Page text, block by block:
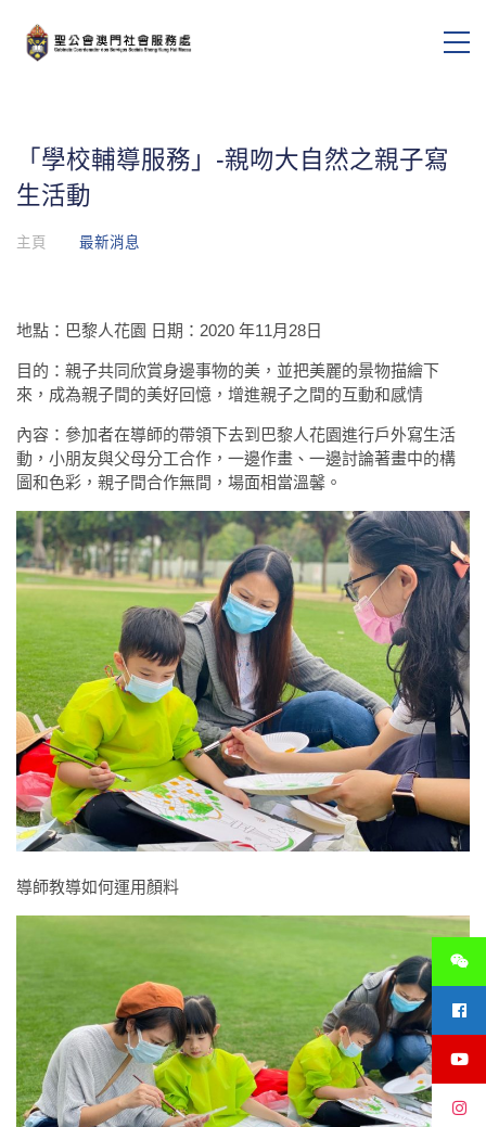
「學校輔導服務」-親吻大自然之親子寫
生活動
主頁 最新消息
地點：巴黎人花園 日期：2020 年11月28日
目的：親子共同欣賞身邊事物的美，並把美麗的景物描繪下
來，成為親子間的美好回憶，增進親子之間的互動和感情
內容：參加者在導師的帶領下去到巴黎人花園進行戶外寫生活
動，小朋友與父母分工合作，一邊作畫、一邊討論著畫中的構
圖和色彩，親子間合作無間，場面相當溫馨。
導師教導如何運用顏料